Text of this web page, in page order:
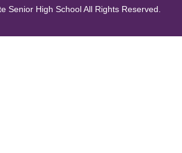
Senior High School All Rights Reserved.